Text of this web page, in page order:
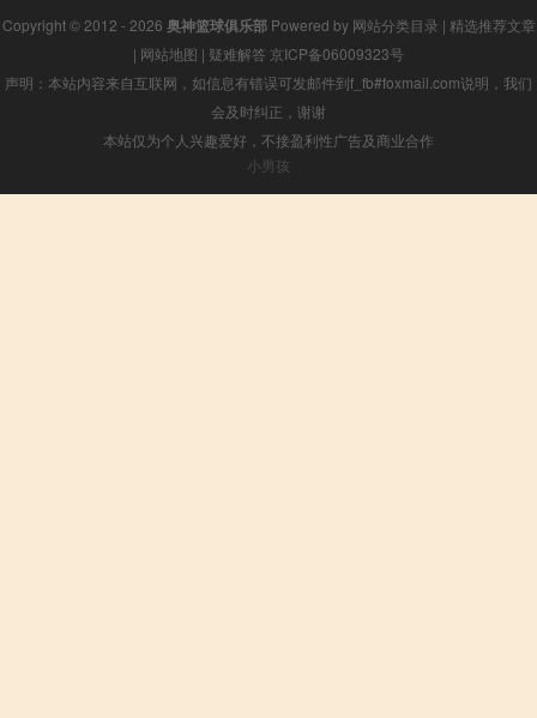
Copyright © 2012 - 2026 奥神篮球俱乐部Powered by 网站分类目录 | 精选推荐文章
| 网站地图 | 疑难解答 京ICP备06009323号
声明：本站内容来自互联网，如信息有错误可发邮件到f_fb#foxmail.com说明，我们
会及时纠正，谢谢
本站仅为个人兴趣爱好，不接盈利性广告及商业合作
小男孩